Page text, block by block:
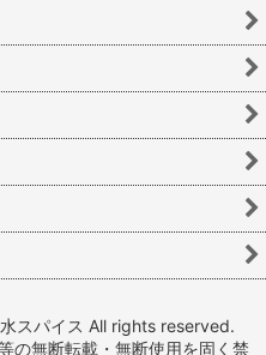
スパイス All rights reserved.
の無断転載・無断使用を固く禁